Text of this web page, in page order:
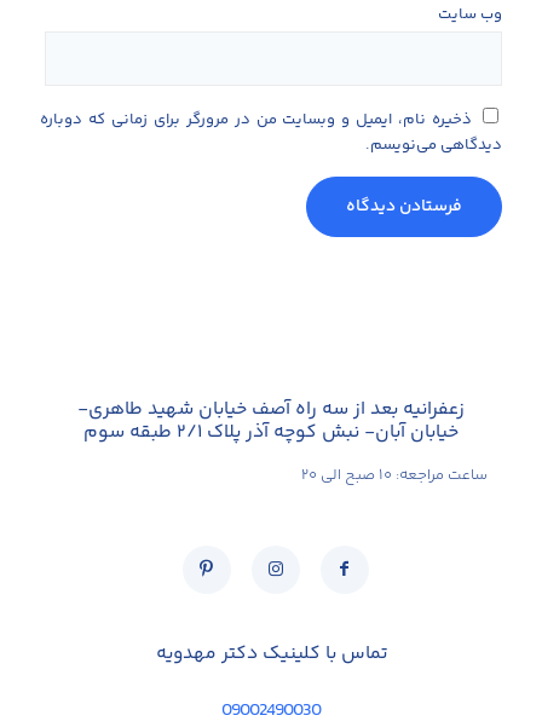
وب‌ سایت
ذخیره نام، ایمیل و وبسایت من در مرورگر برای زمانی که دوباره
دیدگاهی می‌نویسم.
زعفرانیه بعد از سه راه آصف خیابان شهید طاهری-
خیابان آبان- نبش کوچه آذر پلاک ۲/۱ طبقه سوم
ساعت مراجعه: ۱۰ صبح الی ۲۰
تماس با کلینیک دکتر مهدویه
09002490030